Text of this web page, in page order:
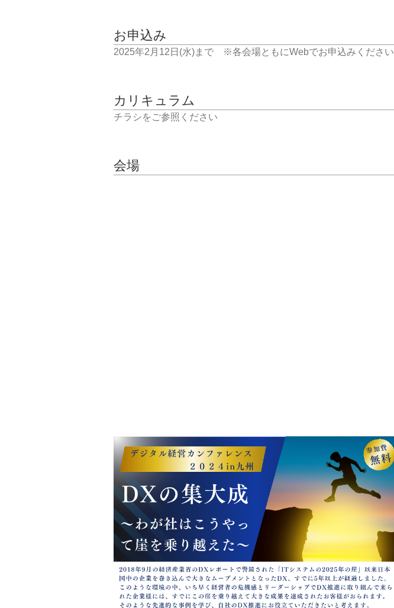
お申込み
2025年2月12日(水)まで ※各会場ともにWebでお申込みください
カリキュラム
チラシをご参照ください
会場